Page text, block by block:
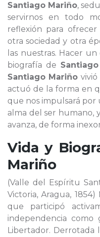
Santiago Mariño,
servirnos en todo
reflexión para
otra sociedad y otra
las nuestras. Hacer
biografía de
Santiago Mariño
actuó de la forma en
que nos impulsará por
alma del ser humano,
avanza, de forma
Vida y
Mariño
(Valle del Espíritu
Victoria, Aragua,
que participó
independencia
Libertador. Derrotada